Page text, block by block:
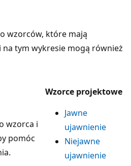
wzorców, które mają
tym wykresie mogą również
Wzorce projektowe
wzorca i
pomóc
Jawne
ujawnienie
Niejawne
ujawnienie